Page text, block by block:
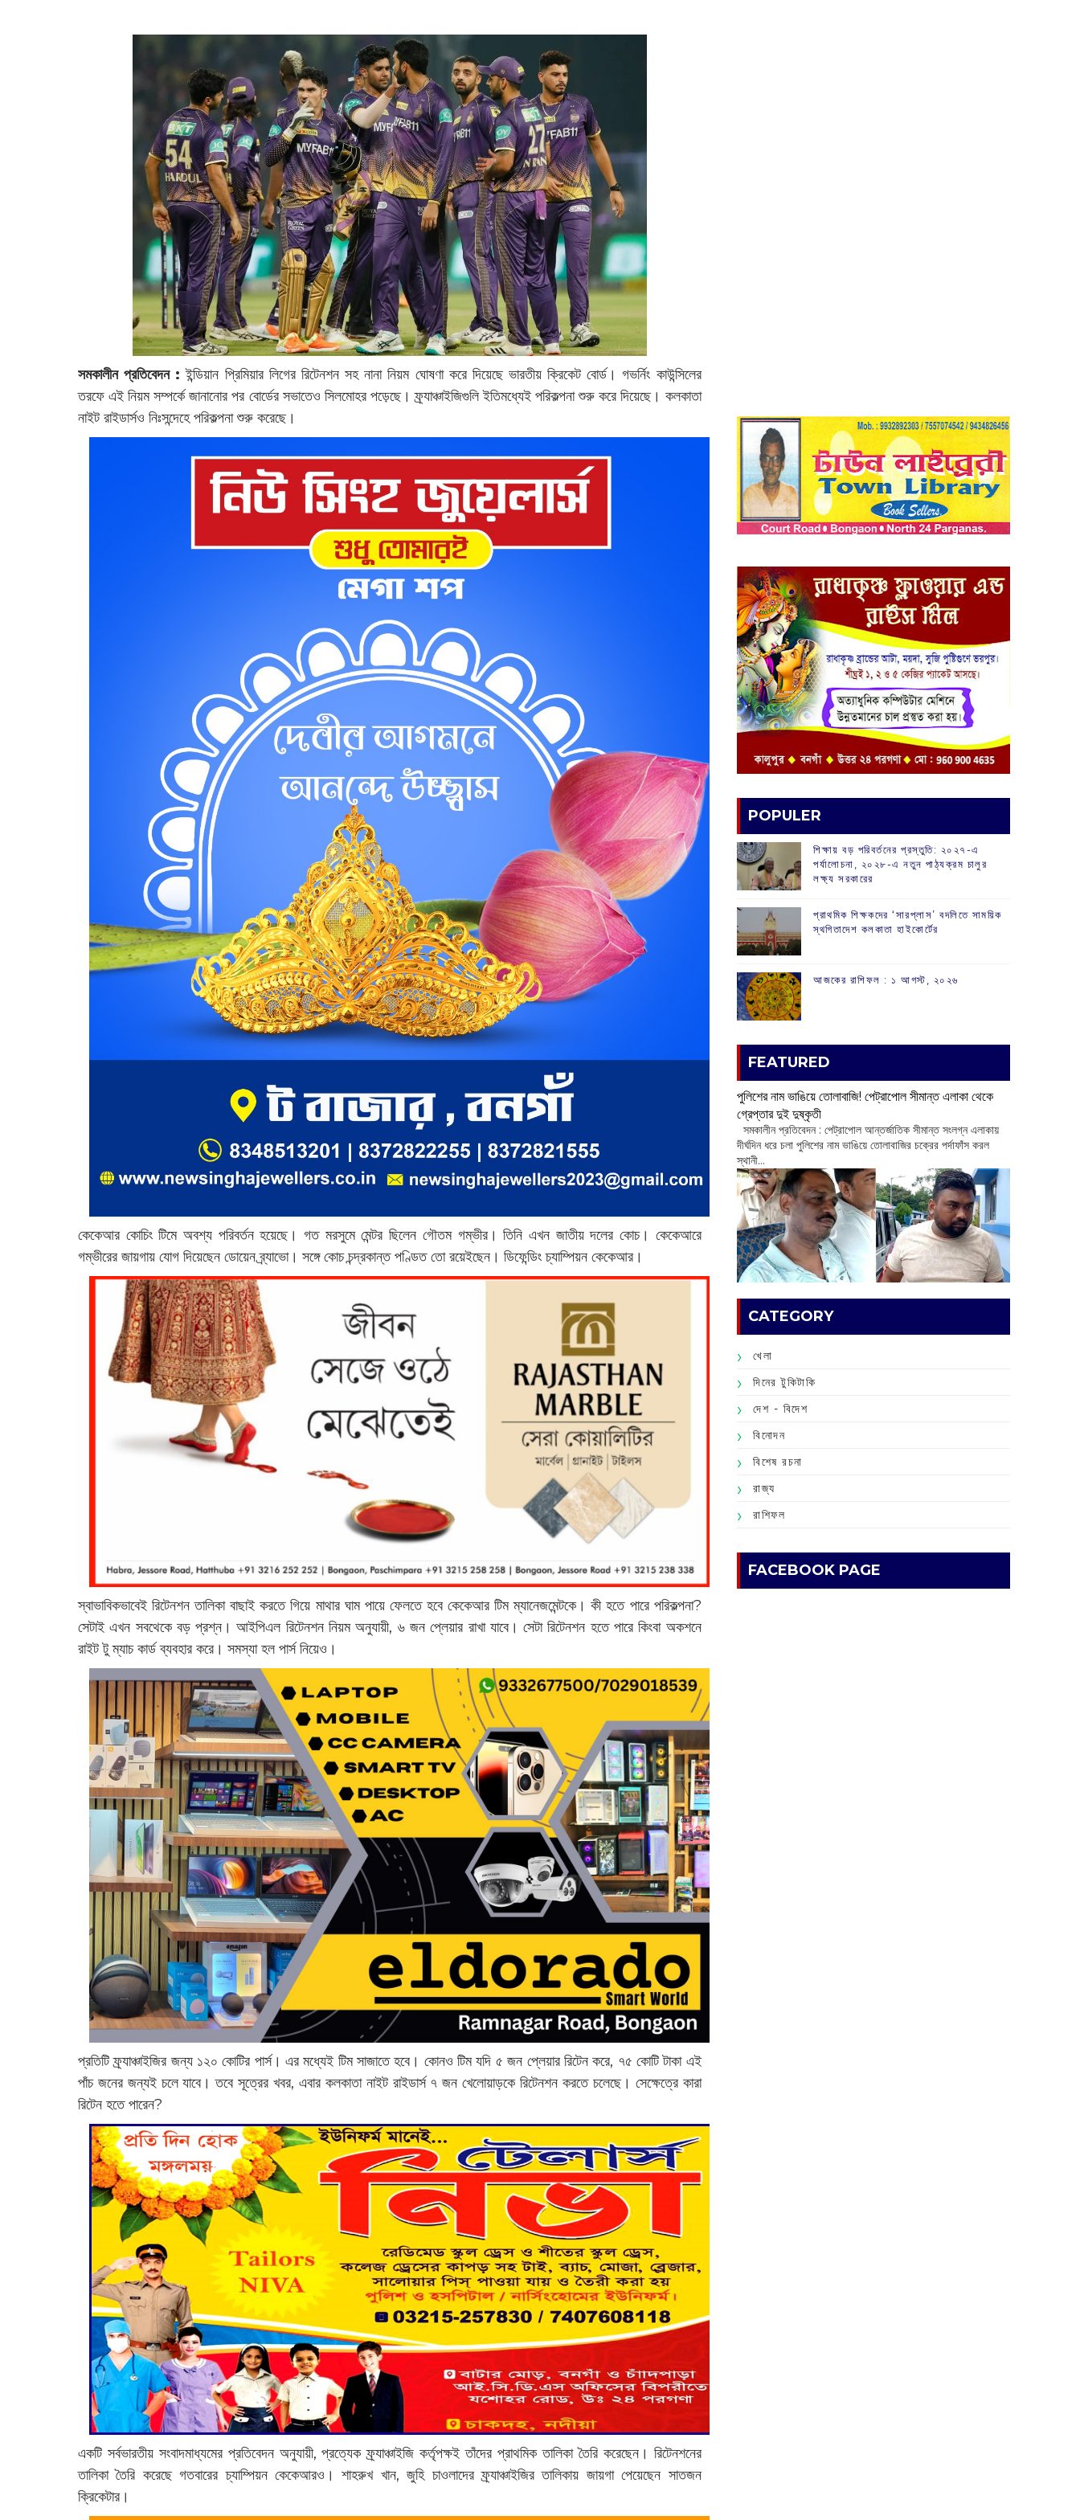
সমকালীন প্রতিবেদন : ইন্ডিয়ান প্রিমিয়ার লিগের রিটেনশন সহ নানা নিয়ম ঘোষণা করে দিয়েছে ভারতীয় ক্রিকেট বোর্ড। গভর্নিং কাউন্সিলের
তরফে এই নিয়ম সম্পর্কে জানানোর পর বোর্ডের সভাতেও সিলমোহর পড়েছে। ফ্র্যাঞ্চাইজিগুলি ইতিমধ্যেই পরিকল্পনা শুরু করে দিয়েছে। কলকাতা
নাইট রাইডার্সও নিঃসন্দেহে পরিকল্পনা শুরু করেছে।
কেকেআর কোচিং টিমে অবশ্য পরিবর্তন হয়েছে। গত মরসুমে মেন্টর ছিলেন গৌতম গম্ভীর। তিনি এখন জাতীয় দলের কোচ। কেকেআরে
গম্ভীরের জায়গায় যোগ দিয়েছেন ডোয়েন ব্র্যাভো। সঙ্গে কোচ চন্দ্রকান্ত পণ্ডিত তো রয়েইছেন। ডিফেন্ডিং চ্যাম্পিয়ন কেকেআর।
স্বাভাবিকভাবেই রিটেনশন তালিকা বাছাই করতে গিয়ে মাথার ঘাম পায়ে ফেলতে হবে কেকেআর টিম ম্যানেজমেন্টকে। কী হতে পারে পরিকল্পনা?
সেটাই এখন সবথেকে বড় প্রশ্ন। আইপিএল রিটেনশন নিয়ম অনুযায়ী, ৬ জন প্লেয়ার রাখা যাবে। সেটা রিটেনশন হতে পারে কিংবা অকশনে
রাইট টু ম্যাচ কার্ড ব্যবহার করে। সমস্যা হল পার্স নিয়েও।
প্রতিটি ফ্র্যাঞ্চাইজির জন্য ১২০ কোটির পার্স। এর মধ্যেই টিম সাজাতে হবে। কোনও টিম যদি ৫ জন প্লেয়ার রিটেন করে, ৭৫ কোটি টাকা এই
পাঁচ জনের জন্যই চলে যাবে। তবে সূত্রের খবর, এবার কলকাতা নাইট রাইডার্স ৭ জন খেলোয়াড়কে রিটেনশন করতে চলেছে। সেক্ষেত্রে কারা
রিটেন হতে পারেন?
একটি সর্বভারতীয় সংবাদমাধ্যমের প্রতিবেদন অনুযায়ী, প্রত্যেক ফ্র্যাঞ্চাইজি কর্তৃপক্ষই তাঁদের প্রাথমিক তালিকা তৈরি করেছেন। রিটেনশনের
তালিকা তৈরি করেছে গতবারের চ্যাম্পিয়ন কেকেআরও। শাহরুখ খান, জুহি চাওলাদের ফ্র্যাঞ্চাইজির তালিকায় জায়গা পেয়েছেন সাতজন
ক্রিকেটার।
POPULER
শিক্ষায় বড় পরিবর্তনের প্রস্তুতি: ২০২৭-এ
পর্যালোচনা, ২০২৮-এ নতুন পাঠ্যক্রম চালুর
লক্ষ্য সরকারের
প্রাথমিক শিক্ষকদের ‘সারপ্লাস’ বদলিতে সাময়িক
স্থগিতাদেশ কলকাতা হাইকোর্টের
আজকের রাশিফল :‌ ‌‌১ আগস্ট, ২০২৬
FEATURED
পুলিশের নাম ভাঙিয়ে তোলাবাজি! পেট্রাপোল সীমান্ত এলাকা থেকে
গ্রেপ্তার দুই দুষ্কৃতী
সমকালীন প্রতিবেদন : পেট্রাপোল আন্তর্জাতিক সীমান্ত সংলগ্ন এলাকায়
দীর্ঘদিন ধরে চলা পুলিশের নাম ভাঙিয়ে তোলাবাজির চক্রের পর্দাফাঁস করল
স্থানী...
CATEGORY
খেলা
দিনের টুকিটাকি
দেশ - বিদেশ
বিনোদন
বিশেষ রচনা
রাজ্য
রাশিফল
FACEBOOK PAGE